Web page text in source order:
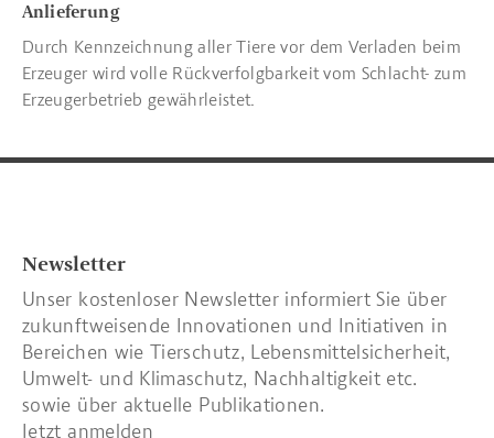
Anlieferung
Durch Kennzeichnung aller Tiere vor dem Verladen beim
Erzeuger wird volle Rückverfolgbarkeit vom Schlacht- zum
Erzeugerbetrieb gewährleistet.
Newsletter
Unser kostenloser Newsletter informiert Sie über
zukunftweisende Innovationen und Initiativen in
Bereichen wie Tierschutz, Lebensmittelsicherheit,
Umwelt- und Klimaschutz, Nachhaltigkeit etc.
sowie über aktuelle Publikationen.
Jetzt anmelden